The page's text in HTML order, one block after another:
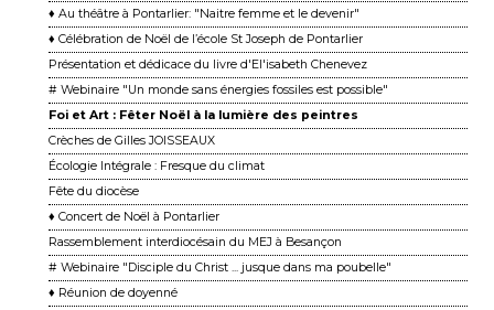
♦ Au théâtre à Pontarlier: "Naitre femme et le devenir"
♦ Célébration de Noël de l’école St Joseph de Pontarlier
Présentation et dédicace du livre d'El'isabeth Chenevez
# Webinaire "Un monde sans énergies fossiles est possible"
Foi et Art : Fêter Noël à la lumière des peintres
Crèches de Gilles JOISSEAUX
Écologie Intégrale : Fresque du climat
Fête du diocèse
♦ Concert de Noël à Pontarlier
Rassemblement interdiocésain du MEJ à Besançon
# Webinaire "Disciple du Christ ... jusque dans ma poubelle"
♦ Réunion de doyenné